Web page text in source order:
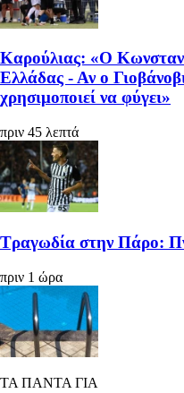
Καρούλιας: «Ο
Ελλάδας - Αν ο
χρησιμοποιεί να φύγει»
πριν 45 λεπτά
Τραγωδία στην Πάρο:
πριν 1 ώρα
ΤΑ ΠΑΝΤΑ ΓΙΑ